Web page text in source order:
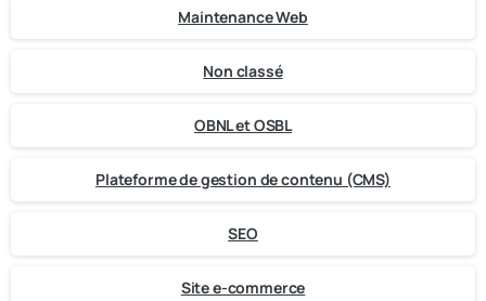
Maintenance Web
Non classé
OBNL et OSBL
Plateforme de gestion de contenu (CMS)
SEO
Site e-commerce